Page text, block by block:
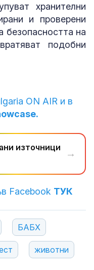
хранителни
и проверени
безопасността на
подобни
ON AIR и в
източници
→
Facebook ТУК
БАБХ
животни